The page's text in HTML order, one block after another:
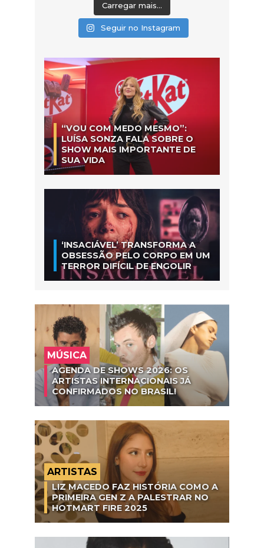
Carregar mais...
Seguir no Instagram
“VOU COM MEDO MESMO”:
LUÍSA SONZA FALA SOBRE O
SHOW MAIS IMPORTANTE DE
SUA VIDA
‘INSACIÁVEL’ TRANSFORMA A
OBSESSÃO PELO CORPO EM UM
TERROR DIFÍCIL DE ENGOLIR
MÚSICA
AGENDA DE SHOWS 2026: OS
ARTISTAS INTERNACIONAIS JÁ
CONFIRMADOS NO BRASIL!
ARTISTAS
LIZ MACEDO FAZ HISTÓRIA COMO A
PRIMEIRA GEN Z A PALESTRAR NO
HOTMART FIRE 2025